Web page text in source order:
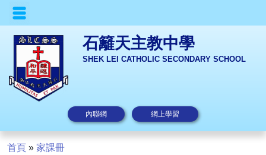
石籬天主教中學
SHEK LEI CATHOLIC SECONDARY SCHOOL
內聯網 網上學習
首頁 » 家課冊